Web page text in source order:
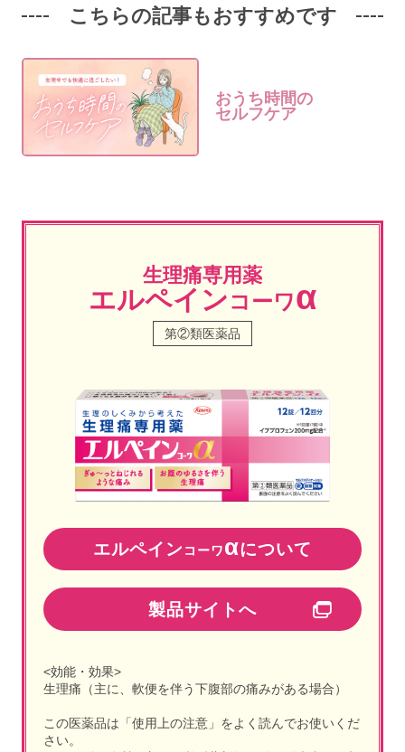
こちらの記事もおすすめです
おうち時間の
セルフケア
生理痛専用薬
エルペインコーワα
第②類医薬品
エルペイン コーワαについて
製品サイトへ
<効能・効果>
生理痛（主に、軟便を伴う下腹部の痛みがある場合）
この医薬品は「使用上の注意」をよく読んでお使いくだ
さい。